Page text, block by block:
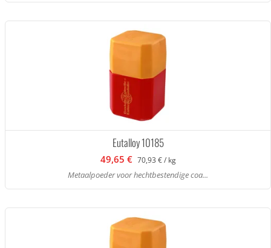
Eutalloy 10185
49,65 € 70,93 € / kg
Metaalpoeder voor hechtbestendige coa...